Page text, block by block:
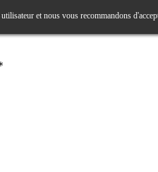
et nous vous recommandons